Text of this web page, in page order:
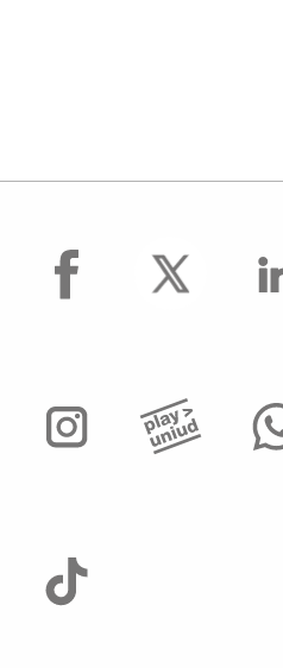
facebook